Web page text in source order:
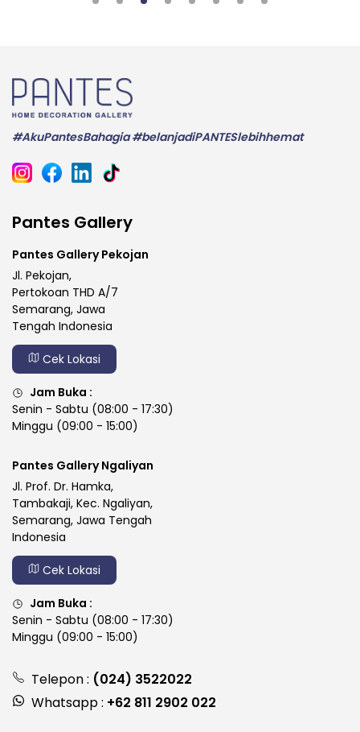
#AkuPantesBahagia #belanjadiPANTESlebihhemat
Pantes Gallery
Pantes Gallery Pekojan
Jl. Pekojan,
Pertokoan THD A/7
Semarang, Jawa
Tengah Indonesia
Cek Lokasi
Jam Buka :
Senin - Sabtu (08:00 - 17:30)
Minggu (09:00 - 15:00)
Pantes Gallery Ngaliyan
Jl. Prof. Dr. Hamka,
Tambakaji, Kec. Ngaliyan,
Semarang, Jawa Tengah
Indonesia
Cek Lokasi
Jam Buka :
Senin - Sabtu (08:00 - 17:30)
Minggu (09:00 - 15:00)
Telepon : (024) 3522022
Whatsapp : +62 811 2902 022